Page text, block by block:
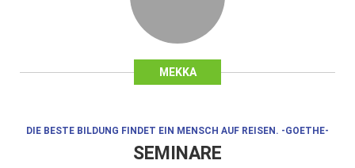
MEKKA
DIE BESTE BILDUNG FINDET EIN MENSCH AUF REISEN. -GOETHE-
SEMINARE